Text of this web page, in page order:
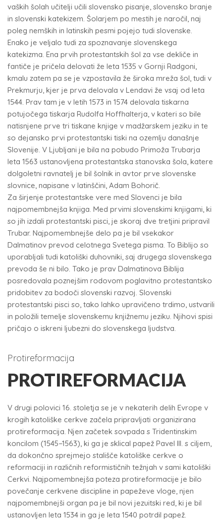
vaških šolah učitelji učili slovensko pisanje, slovensko branje
in slovenski katekizem. Šolarjem po mestih je naročil, naj
poleg nemških in latinskih pesmi pojejo tudi slovenske.
Enako je veljalo tudi za spoznavanje slovenskega
katekizma. Ena prvih protestantskih šol za vse dekliče in
fantiče je pričela delovati že leta 1535 v Gornji Radgoni,
kmalu zatem pa se je vzpostavila že široka mreža šol, tudi v
Prekmurju, kjer je prva delovala v Lendavi že vsaj od leta
1544. Prav tam je v letih 1573 in 1574 delovala tiskarna
potujočega tiskarja Rudolfa Hoffhalterja, v kateri so bile
natisnjene prve tri tiskane knjige v madžarskem jeziku in te
so dejansko prvi protestantski tiski na ozemlju današnje
Slovenije. V Ljubljani je bila na pobudo Primoža Trubarja
leta 1563 ustanovljena protestantska stanovska šola, katere
dolgoletni ravnatelj je bil šolnik in avtor prve slovenske
slovnice, napisane v latinščini, Adam Bohorič.
Za širjenje protestantske vere med Slovenci je bila
najpomembnejša knjiga. Med prvimi slovenskimi knjigami, ki
so jih izdali protestantski pisci, je skoraj dve tretjini pripravil
Trubar. Najpomembnejše delo pa je bil vsekakor
Dalmatinov prevod celotnega Svetega pisma. To Biblijo so
uporabljali tudi katoliški duhovniki, saj drugega slovenskega
prevoda še ni bilo. Tako je prav Dalmatinova Biblija
posredovala poznejšim rodovom poglavitno protestantsko
pridobitev za bodoči slovenski razvoj. Slovenski
protestantski pisci so, tako lahko upravičeno trdimo, ustvarili
in položili temelje slovenskemu knjižnemu jeziku. Njihovi spisi
pričajo o iskreni ljubezni do slovenskega ljudstva.
Protireformacija
PROTIREFORMACIJA
V drugi polovici 16. stoletja se je v nekaterih delih Evrope v
krogih katoliške cerkve začela pripravljati organizirana
protireformacija. Njen začetek sovpada s Tridentinskim
koncilom (1545−1563), ki ga je sklical papež Pavel III. s ciljem,
da dokončno sprejmejo stališče katoliške cerkve o
reformaciji in različnih reformističnih težnjah v sami katoliški
Cerkvi. Najpomembnejša poteza protireformacije je bilo
povečanje cerkvene discipline in papeževe vloge, njen
najpomembnejši organ pa je bil novi jezuitski red, ki je bil
ustanovljen leta 1534 in ga je leta 1540 potrdil papež.